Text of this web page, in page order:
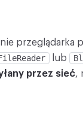
przeglądarka
lub
przez sieć,